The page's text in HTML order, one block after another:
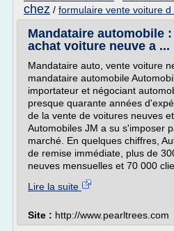
chez / formulaire vente voiture d
Mandataire automobile
achat voiture neuve a ...
Mandataire auto, vente voiture
mandataire automobile
importateur et négociant
presque quarante années
de la vente de voitures neuves
Automobiles JM a su s'imposer
marché. En quelques chiffres,
de remise immédiate, plus de
neuves mensuelles et 70 000
Lire la suite
Site : http://www.pearltrees.com